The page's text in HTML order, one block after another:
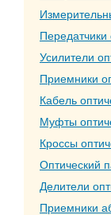
Передатчики
Усилители
Приемники
Кабель
Муфты
Кроссы
Оптический
Делители
Приемники